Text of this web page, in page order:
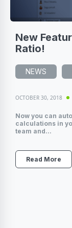
New
Ratio!
NEWS
OCTOBER 30, 2018
Now you can
calculations in
team and...
Read More